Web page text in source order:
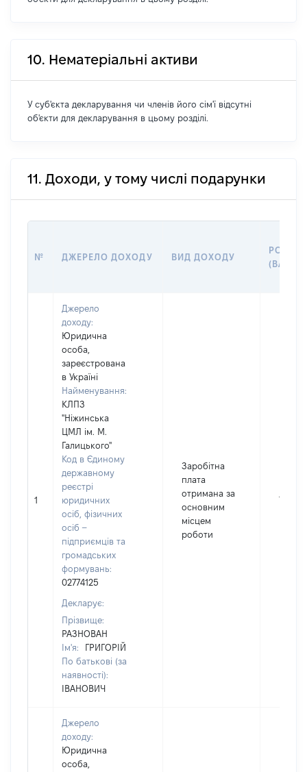
10. Нематеріальні активи
У суб'єкта декларування чи членів його сім'ї відсутні
об'єкти для декларування в цьому розділі.
11. Доходи, у тому числі подарунки
№ ДЖЕРЕЛО ДОХОДУ ВИД ДОХОДУ
РОЗМІР
1
Джерело
доходу:
Юридична
особа,
зареєстрована
в Україні
Найменування:
КЛПЗ
"Ніжинська
ЦМЛ ім. М.
Галицького"
Код в Єдиному
державному
реєстрі
юридичних
осіб, фізичних
осіб –
підприємців та
громадських
формувань:
02774125
Декларує:
Прізвище:
РАЗНОВАН
Ім'я:
ГРИГОРІЙ
По батькові (за
наявності):
ІВАНОВИЧ
Заробітна
плата
отримана за
основним
місцем
роботи
77932
Джерело
доходу:
Юридична
особа,